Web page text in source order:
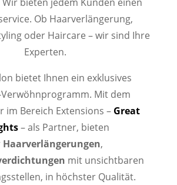
Ob Haarverlängerung,
oder Haircare – wir sind Ihre
Experten.
bietet Ihnen ein exklusives
Mit dem
im Bereich Extensions – Great
– als Partner, bieten
Haarverlängerungen,
mit unsichtbaren
in höchster Qualität.